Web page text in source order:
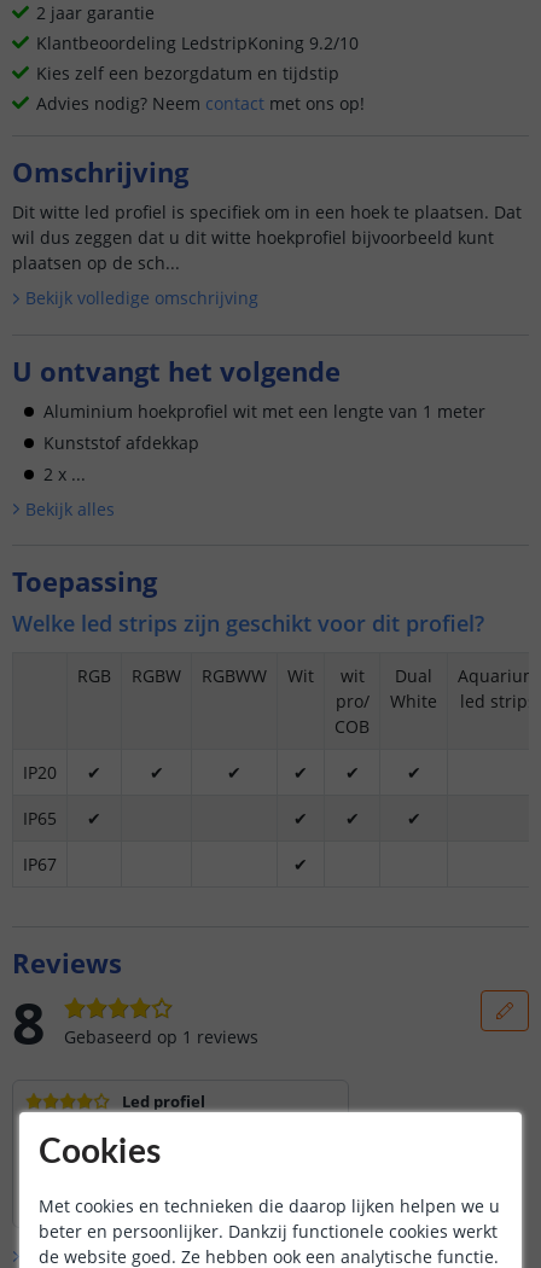
2 jaar garantie
Klantbeoordeling LedstripKoning 9.2/10
Kies zelf een bezorgdatum en tijdstip
Advies nodig? Neem contact met ons op!
Omschrijving
Dit witte led profiel is specifiek om in een hoek te plaatsen. Dat
wil dus zeggen dat u dit witte hoekprofiel bijvoorbeeld kunt
plaatsen op de sch...
Bekijk volledige omschrijving
U ontvangt het volgende
Aluminium hoekprofiel wit met een lengte van 1 meter
Kunststof afdekkap
2 x ...
Bekijk alles
Toepassing
Welke led strips zijn geschikt voor dit profiel?
RGB RGBW RGBWW Wit
wit
pro/
COB
Dual
White
Aquarium
led strips
IP20 ✔ ✔ ✔ ✔ ✔
✔
IP65
✔ ✔ ✔
✔
IP67
✔
Reviews
8 Gebaseerd op 1 reviews
Led profiel
verwacht had.
Niek|24 april 2026
Bekijk alle 1 reviews
Cookies
Met cookies en technieken die daarop lijken helpen we u
beter en persoonlijker. Dankzij functionele cookies werkt
de website goed. Ze hebben ook een analytische functie.